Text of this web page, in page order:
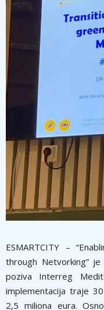
ESMARTCITY –
through Netvorking”
poziva Interreg
implementacija traje
2,5 miliona eura.